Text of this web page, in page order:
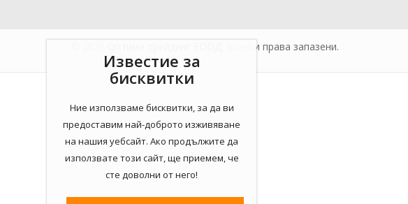
Всички права запазени.
Известие за
бисквитки
Ние използваме бисквитки, за да ви
предоставим най-доброто изживяване
на нашия уебсайт. Ако продължите да
използвате този сайт, ще приемем, че
сте доволни от него!